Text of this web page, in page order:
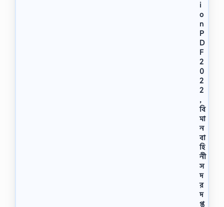
i
o
n
P
D
F
2
0
2
2
,
বি
মা
ন
বা
হি
নী
স
দ
র
দ
প্ত